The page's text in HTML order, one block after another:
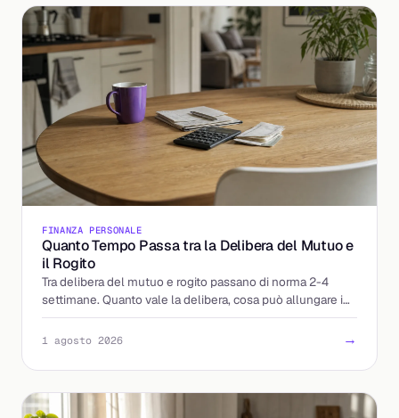
FINANZA PERSONALE
Quanto Tempo Passa tra la Delibera del Mutuo e
il Rogito
Tra delibera del mutuo e rogito passano di norma 2-4
settimane. Quanto vale la delibera, cosa può allungare i
tempi e come arrivare preparati dal notaio.
1 agosto 2026 →